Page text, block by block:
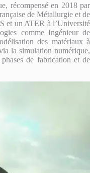
récompensé en 2018 par
de Métallurgie et de
et un ATER à l’Université
comme Ingénieur de
des matériaux à
la simulation numérique,
de fabrication et de